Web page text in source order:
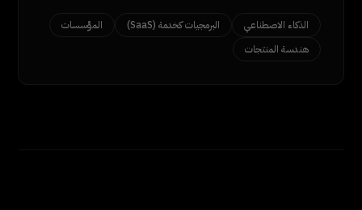
الذكاء الاصطناعي البرمجيات كخدمة (SaaS)
المؤسسات
هندسة المنتجات